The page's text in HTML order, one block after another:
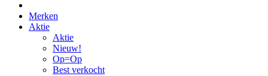
Merken
Aktie
Aktie
Nieuw!
Op=Op
Best verkocht